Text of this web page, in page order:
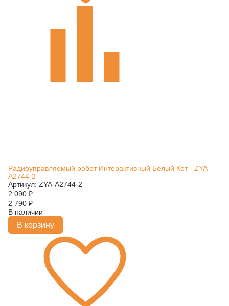
Радиоуправляемый робот Интерактивный Белый Кот - ZYA-
A2744-2
Артикул: ZYA-A2744-2
2 090 ₽
2 790 ₽
В наличии
В корзину